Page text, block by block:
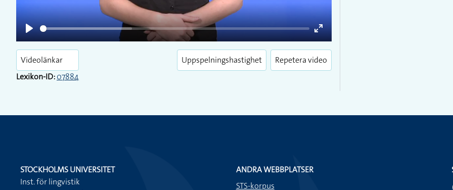
Play
Enter
fullscreen
Videolänkar
Lexikon-ID:07884
Uppspelningshastighet Repetera video
STOCKHOLMS UNIVERSITET
Inst. för lingvistik
ANDRA WEBBPLATSER
STS-korpus